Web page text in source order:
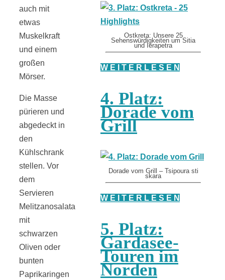
auch mit
etwas
Muskelkraft
und einem
großen
Mörser.
Die Masse
pürieren und
abgedeckt in
den
Kühlschrank
stellen. Vor
dem
Servieren
Melitzanosalata
mit
schwarzen
Oliven oder
bunten
Paprikaringen
Ostkreta: Unsere 25
Sehenswürdigkeiten um Sitia
und Ierapetra
W E I T E R L E S E N
4. Platz:
Dorade vom
Grill
Dorade vom Grill – Tsipoura sti
skara
W E I T E R L E S E N
5. Platz:
Gardasee-
Touren im
Norden